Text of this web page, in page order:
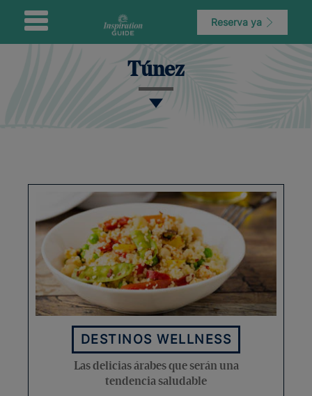
Reserva ya
Túnez
DESTINOS WELLNESS
Las delicias árabes que serán una
tendencia saludable